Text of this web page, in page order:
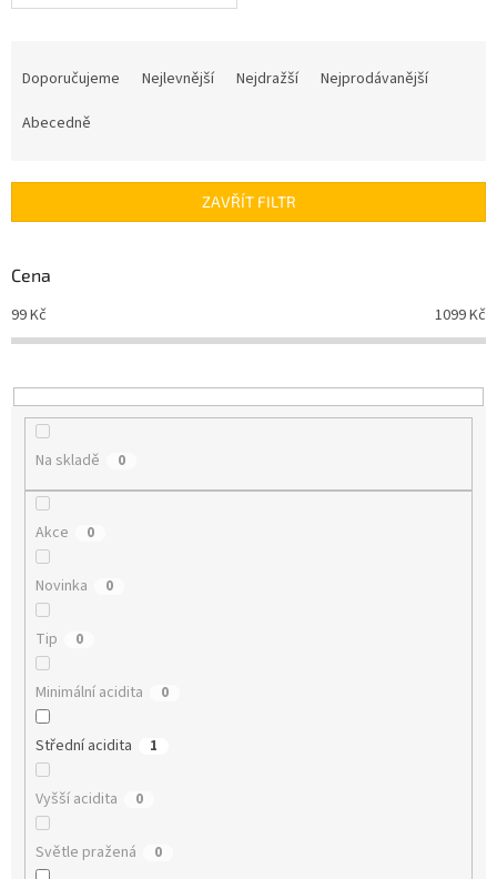
r
d
k
t
Doporučujeme Nejlevnější Nejdražší
Nejprodávanější
Abecedně
ZAVŘÍT FILTR
Cena
99Kč 1099Kč
Na skladě 0
Akce 0
Novinka 0
Tip 0
Minimální acidita 0
Střední acidita 1
Vyšší acidita 0
Světle pražená 0